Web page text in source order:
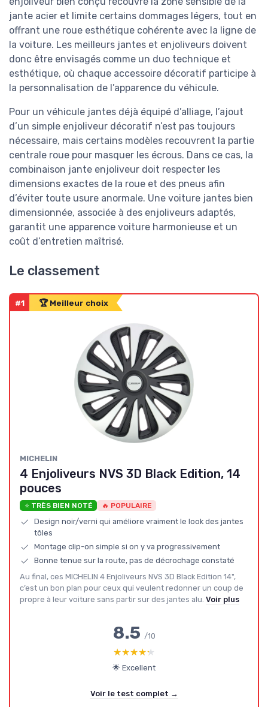
jante acier et limite certains dommages légers, tout en
offrant une roue esthétique cohérente avec la ligne de
la voiture. Les meilleurs jantes et enjoliveurs doivent
donc être envisagés comme un duo technique et
esthétique, où chaque accessoire décoratif participe à
la personnalisation de l’apparence du véhicule.
Pour un véhicule jantes déjà équipé d’alliage, l’ajout
d’un simple enjoliveur décoratif n’est pas toujours
nécessaire, mais certains modèles recouvrent la partie
centrale roue pour masquer les écrous. Dans ce cas, la
combinaison jante enjoliveur doit respecter les
dimensions exactes de la roue et des pneus afin
d’éviter toute usure anormale. Une voiture jantes bien
dimensionnée, associée à des enjoliveurs adaptés,
garantit une apparence voiture harmonieuse et un
coût d’entretien maîtrisé.
Le classement
#1 🏆 Meilleur choix
‎MICHELIN
4 Enjoliveurs NVS 3D Black Edition, 14
pouces
⭐ TRÈS BIEN NOTÉ 🔥 POPULAIRE
Design noir/verni qui améliore vraiment le look des jantes
tôles
Montage clip-on simple si on y va progressivement
Bonne tenue sur la route, pas de décrochage constaté
Au final, ces MICHELIN 4 Enjoliveurs NVS 3D Black Edition 14",
c’est un bon plan pour ceux qui veulent redonner un coup de
propre à leur voiture sans partir sur des jantes alu. Voir plus
8.5 /10
★★★★★
★★★★★
🌟 Excellent
Voir le test complet →